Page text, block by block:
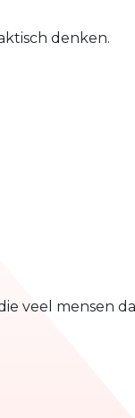
denken.
veel mensen